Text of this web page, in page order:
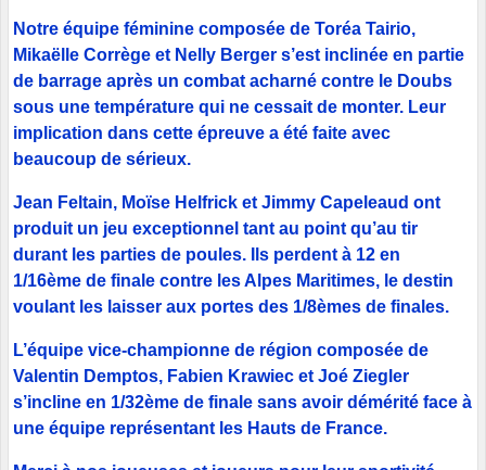
Notre équipe féminine composée de Toréa Tairio,
Mikaëlle Corrège et Nelly Berger s’est inclinée en partie
de barrage après un combat acharné contre le Doubs
sous une température qui ne cessait de monter. Leur
implication dans cette épreuve a été faite avec
beaucoup de sérieux.
Jean Feltain, Moïse Helfrick et Jimmy Capeleaud ont
produit un jeu exceptionnel tant au point qu’au tir
durant les parties de poules. Ils perdent à 12 en
1/16ème de finale contre les Alpes Maritimes, le destin
voulant les laisser aux portes des 1/8èmes de finales.
L’équipe vice-championne de région composée de
Valentin Demptos, Fabien Krawiec et Joé Ziegler
s’incline en 1/32ème de finale sans avoir démérité face à
une équipe représentant les Hauts de France.